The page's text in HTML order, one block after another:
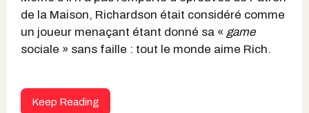
de la Maison, Richardson était considéré comme
un joueur menaçant étant donné sa « game
sociale » sans faille : tout le monde aime Rich.
Keep Reading